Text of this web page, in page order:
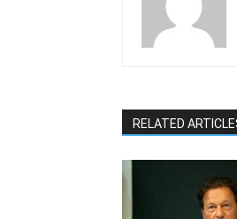
RELATED